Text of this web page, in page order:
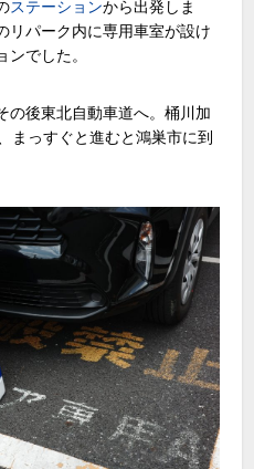
ステーションから出発しま
リパーク内に専用車室が設け
でした。
の後東北自動車道へ。桶川加
まっすぐと進むと鴻巣市に到